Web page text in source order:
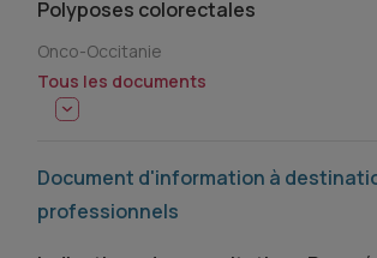
Polyposes colorectales
Onco-Occitanie
Tous les documents
Document d'information à
professionnels